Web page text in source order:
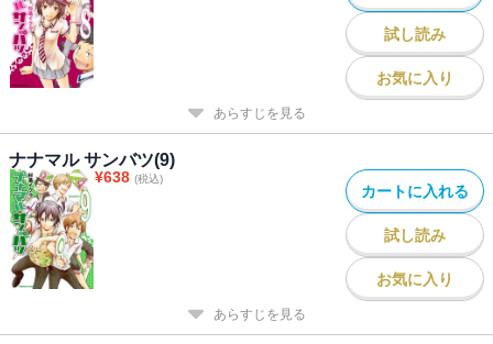
試し読み
お気に入り
あらすじを見る
ナナマル サンバツ(9)
¥638 (税込)
カートに入れる
試し読み
お気に入り
あらすじを見る